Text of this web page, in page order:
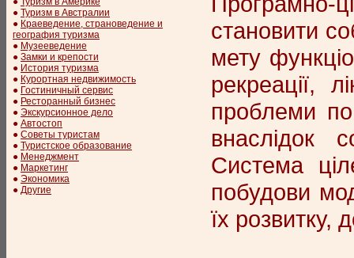
● Туризм в Австралии
● Краеведение, страноведение и
география туризма
● Музееведение
● Замки и крепости
● История туризма
● Курортная недвижимость
● Гостиничный сервис
● Ресторанный бизнес
● Экскурсионное дело
● Автостоп
● Советы туристам
● Туристское образование
● Менеджмент
● Маркетинг
● Экономика
● Другие
становити
мету
рекреації,
проблеми
внаслідок
Система
побудови
їх розвитку,